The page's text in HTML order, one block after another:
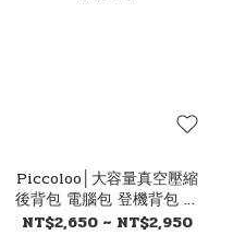
Piccoloo│大容量真空壓縮
後背包 電腦包 登機背包 旅
行包
NT$2,650 ~ NT$2,950